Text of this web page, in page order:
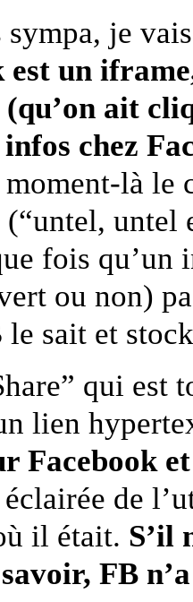
je
est un
ait
chez
là le
untel
fois qu’un
ou non)
le sait et
qui est
lien
Facebook
de
il était. S’il
FB